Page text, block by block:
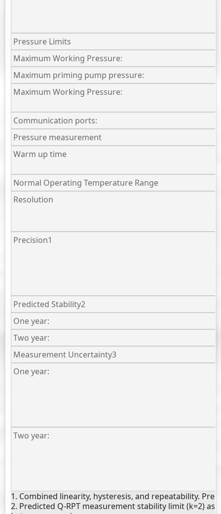
Pressure Limits
Maximum Working Pressure:
Maximum priming pump pressure:
Maximum Working Pressure:
Communication ports:
Pressure measurement
Warm up time
Normal Operating Temperature Range
Resolution
Precision1
Predicted Stability2
One year:
Two year:
Measurement Uncertainty3
One year:
Two year:
1. Combined linearity, hysteresis, and repeatability.
2. Predicted Q-RPT measurement stability limit (k=2)